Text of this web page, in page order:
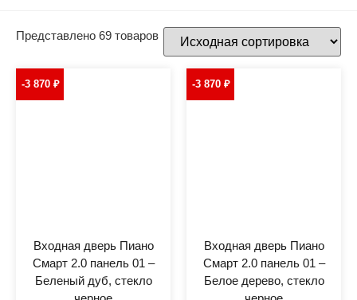
Представлено 69 товаров
-3 870 ₽
Входная дверь Пиано
Смарт 2.0 панель 01 –
Беленый дуб, стекло
-3 870 ₽
Входная дверь Пиано
Смарт 2.0 панель 01 –
Белое дерево, стекло